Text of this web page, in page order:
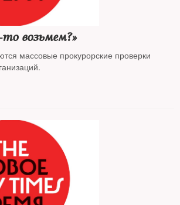
возьмем?»
массовые прокурорские проверки